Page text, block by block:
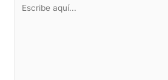
aquí...